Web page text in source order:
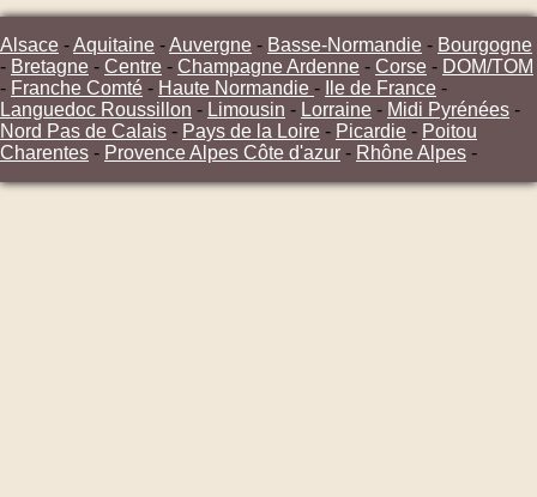
Alsace -Aquitaine -Auvergne - Basse-Normandie - Bourgogne
- Bretagne - Centre - Champagne Ardenne - Corse - DOM/TOM
- Franche Comté - Haute Normandie - Ile de France -
Languedoc Roussillon - Limousin - Lorraine - Midi Pyrénées -
Nord Pas de Calais - Pays de la Loire - Picardie - Poitou
Charentes - Provence Alpes Côte d'azur - Rhône Alpes -